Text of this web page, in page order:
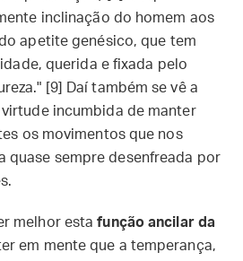
inclinação do homem aos
apetite genésico, que tem
querida e fixada pelo
[9] Daí também se vê a
incumbida de manter
os movimentos que nos
quase sempre desenfreada por
melhor esta função ancilar da
em mente que a temperança,